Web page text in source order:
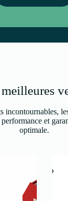
incontournables,
et
optimale.